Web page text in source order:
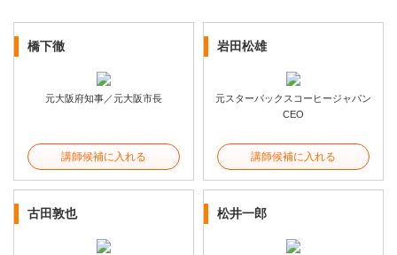
橋下徹
元大阪府知事／元大阪市長
講師候補に入れる
岩田松雄
元スターバックスコーヒージャパン
CEO
講師候補に入れる
古田敦也 松井一郎